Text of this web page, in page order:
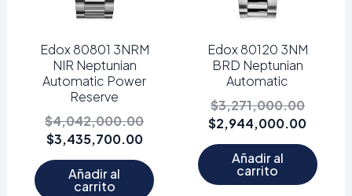
Edox 80801 3NRM
NIR Neptunian
Automatic Power
Reserve
$4,042,000.00
$3,435,700.00
Añadir al
carrito
Edox 80120 3NM
BRD Neptunian
Automatic
$3,271,000.00
$2,944,000.00
Añadir al
carrito